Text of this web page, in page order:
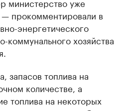
прокомментировали в
энергетического
коммунального хозяйства
запасов топлива на
количестве, а
топлива на некоторых